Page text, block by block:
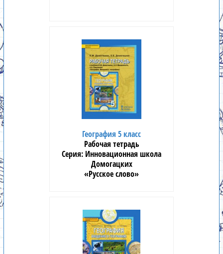
География 5 класс
Рабочая тетрадь
Инновационная школа
Домогацких
«Русское слово»